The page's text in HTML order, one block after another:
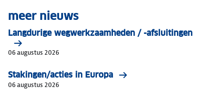
meer nieuws
Langdurige wegwerkzaamheden / -afsluitingen
06 augustus 2026
Stakingen/acties in Europa
06 augustus 2026